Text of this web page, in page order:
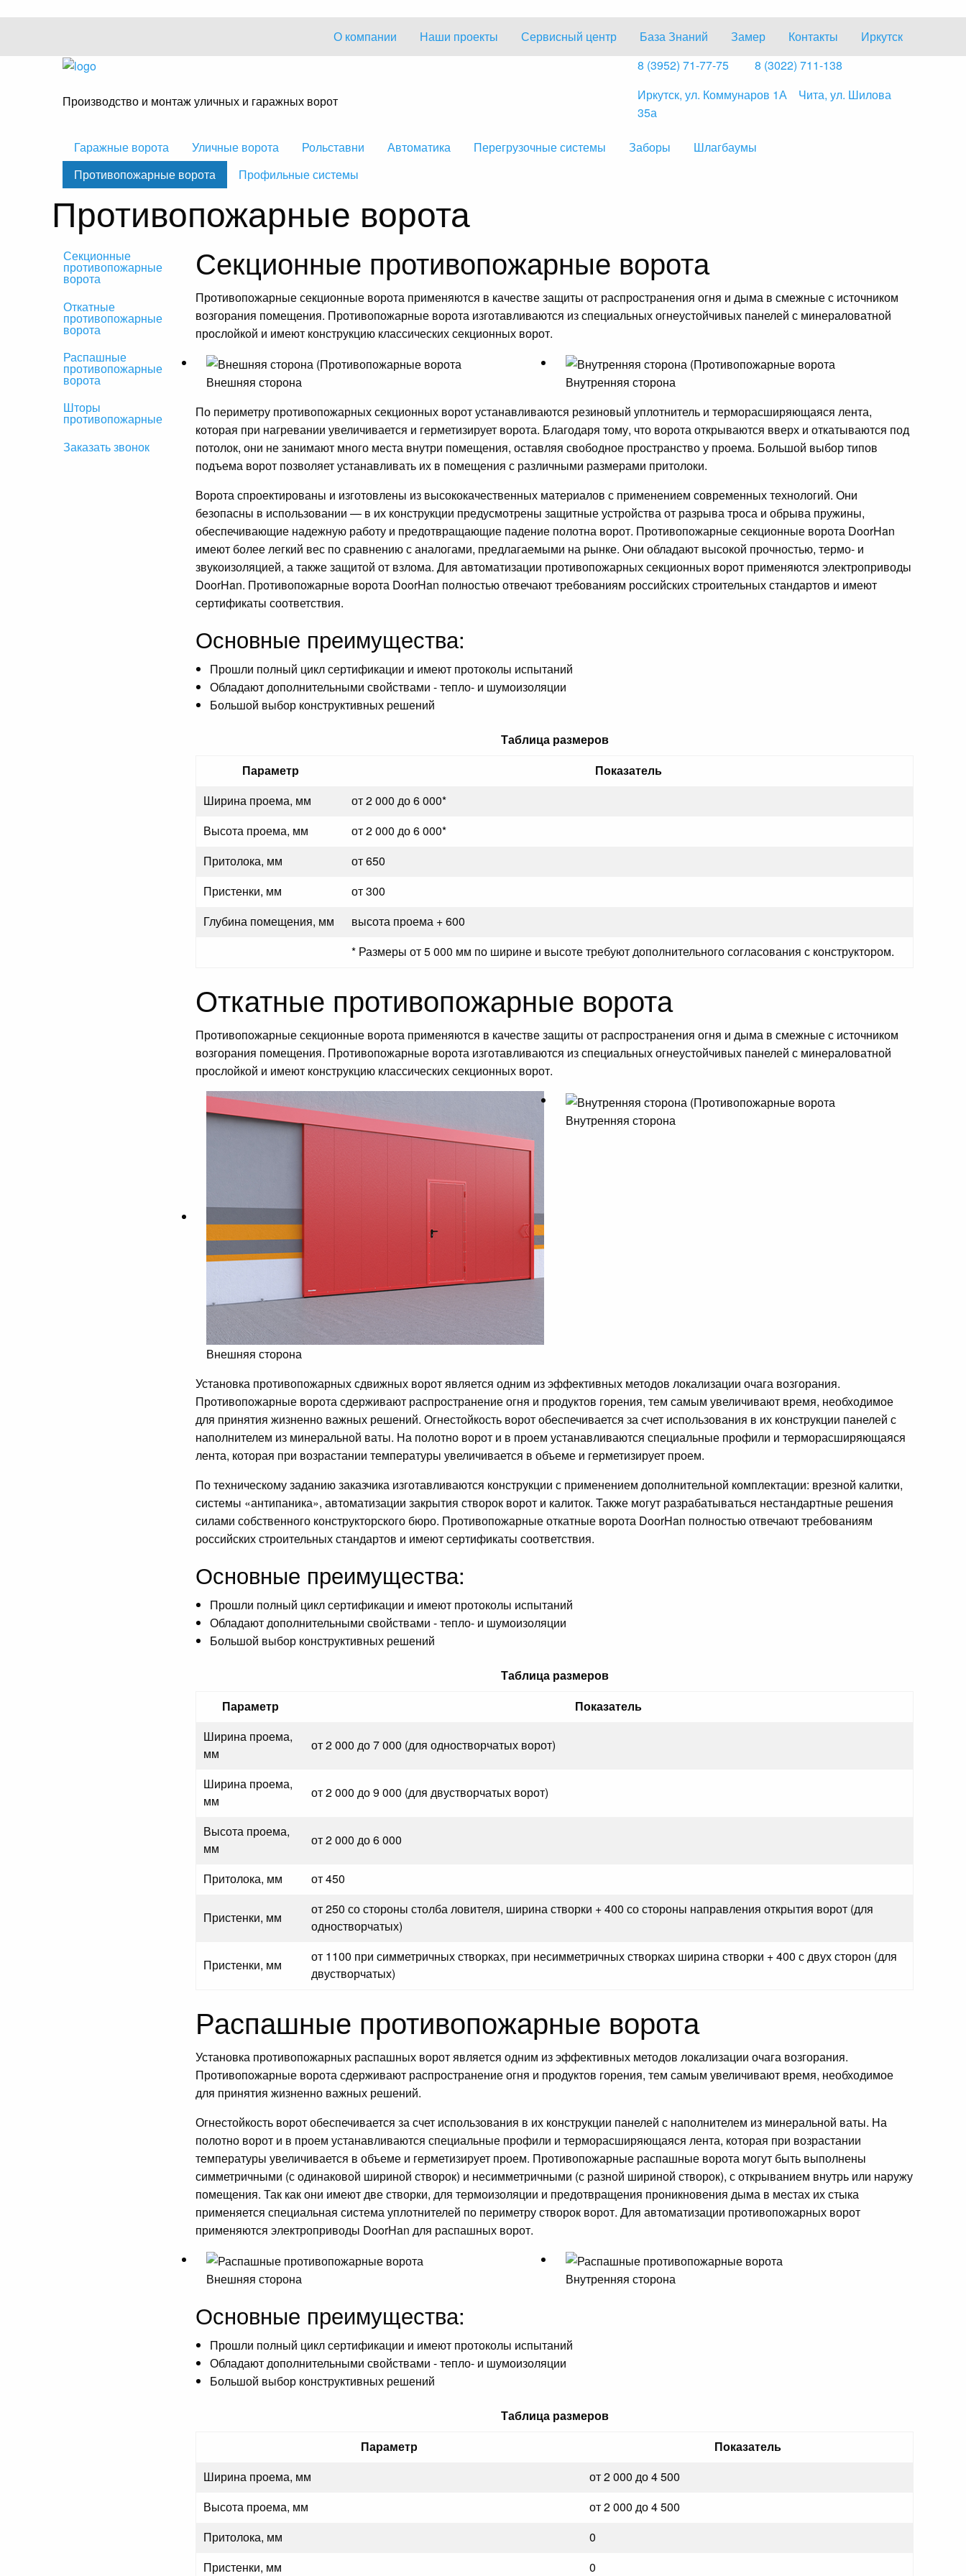
О компании Наши проекты Сервисный центр База Знаний Замер Контакты Иркутск
Производство и монтаж уличных и гаражных ворот
8 (3952) 71-77-75
8 (3022) 711-138
Иркутск, ул. Коммунаров 1А Чита, ул. Шилова
35а
Гаражные ворота Уличные ворота Рольставни Автоматика Перегрузочные системы Заборы
Шлагбаумы
Противопожарные ворота
Профильные системы
Противопожарные ворота
Секционные
противопожарные
ворота
Откатные
противопожарные
ворота
Распашные
противопожарные
ворота
Шторы
противопожарные
Заказать звонок
Секционные противопожарные ворота
Противопожарные секционные ворота применяются в качестве защиты от распространения огня и дыма в смежные с источником
возгорания помещения. Противопожарные ворота изготавливаются из специальных огнеустойчивых панелей с минераловатной
прослойкой и имеют конструкцию классических секционных ворот.
Внешняя сторона
Внутренняя сторона
По периметру противопожарных секционных ворот устанавливаются резиновый уплотнитель и терморасширяющаяся лента,
которая при нагревании увеличивается и герметизирует ворота. Благодаря тому, что ворота открываются вверх и откатываются под
потолок, они не занимают много места внутри помещения, оставляя свободное пространство у проема. Большой выбор типов
подъема ворот позволяет устанавливать их в помещения с различными размерами притолоки.
Ворота спроектированы и изготовлены из высококачественных материалов с применением современных технологий. Они
безопасны в использовании — в их конструкции предусмотрены защитные устройства от разрыва троса и обрыва пружины,
обеспечивающие надежную работу и предотвращающие падение полотна ворот. Противопожарные секционные ворота DoorHan
имеют более легкий вес по сравнению с аналогами, предлагаемыми на рынке. Они обладают высокой прочностью, термо- и
звукоизоляцией, а также защитой от взлома. Для автоматизации противопожарных секционных ворот применяются электроприводы
DoorHan. Противопожарные ворота DoorHan полностью отвечают требованиям российских строительных стандартов и имеют
сертификаты соответствия.
Основные преимущества:
Прошли полный цикл сертификации и имеют протоколы испытаний
Обладают дополнительными свойствами - тепло- и шумоизоляции
Большой выбор конструктивных решений
Таблица размеров
Параметр
Показатель
Ширина проема, мм
от 2 000 до 6 000*
Высота проема, мм
от 2 000 до 6 000*
Притолока, мм
от 650
Пристенки, мм
от 300
Глубина помещения, мм
высота проема + 600
* Размеры от 5 000 мм по ширине и высоте требуют дополнительного согласования с конструктором.
Откатные противопожарные ворота
Противопожарные секционные ворота применяются в качестве защиты от распространения огня и дыма в смежные с источником
возгорания помещения. Противопожарные ворота изготавливаются из специальных огнеустойчивых панелей с минераловатной
прослойкой и имеют конструкцию классических секционных ворот.
Внешняя сторона
Внутренняя сторона
Установка противопожарных сдвижных ворот является одним из эффективных методов локализации очага возгорания.
Противопожарные ворота сдерживают распространение огня и продуктов горения, тем самым увеличивают время, необходимое
для принятия жизненно важных решений. Огнестойкость ворот обеспечивается за счет использования в их конструкции панелей с
наполнителем из минеральной ваты. На полотно ворот и в проем устанавливаются специальные профили и терморасширяющаяся
лента, которая при возрастании температуры увеличивается в объеме и герметизирует проем.
По техническому заданию заказчика изготавливаются конструкции с применением дополнительной комплектации: врезной калитки,
системы «антипаника», автоматизации закрытия створок ворот и калиток. Также могут разрабатываться нестандартные решения
силами собственного конструкторского бюро. Противопожарные откатные ворота DoorHan полностью отвечают требованиям
российских строительных стандартов и имеют сертификаты соответствия.
Основные преимущества:
Прошли полный цикл сертификации и имеют протоколы испытаний
Обладают дополнительными свойствами - тепло- и шумоизоляции
Большой выбор конструктивных решений
Таблица размеров
Параметр
Показатель
Ширина проема,
мм
от 2 000 до 7 000 (для одностворчатых ворот)
Ширина проема,
мм
от 2 000 до 9 000 (для двустворчатых ворот)
Высота проема,
мм
от 2 000 до 6 000
Притолока, мм от 450
Пристенки, мм
от 250 со стороны столба ловителя, ширина створки + 400 со стороны направления открытия ворот (для
одностворчатых)
Пристенки, мм
от 1100 при симметричных створках, при несимметричных створках ширина створки + 400 с двух сторон (для
двустворчатых)
Распашные противопожарные ворота
Установка противопожарных распашных ворот является одним из эффективных методов локализации очага возгорания.
Противопожарные ворота сдерживают распространение огня и продуктов горения, тем самым увеличивают время, необходимое
для принятия жизненно важных решений.
Огнестойкость ворот обеспечивается за счет использования в их конструкции панелей с наполнителем из минеральной ваты. На
полотно ворот и в проем устанавливаются специальные профили и терморасширяющаяся лента, которая при возрастании
температуры увеличивается в объеме и герметизирует проем. Противопожарные распашные ворота могут быть выполнены
симметричными (с одинаковой шириной створок) и несимметричными (с разной шириной створок), с открыванием внутрь или наружу
помещения. Так как они имеют две створки, для термоизоляции и предотвращения проникновения дыма в местах их стыка
применяется специальная система уплотнителей по периметру створок ворот. Для автоматизации противопожарных ворот
применяются электроприводы DoorHan для распашных ворот.
Внешняя сторона Внутренняя сторона
Основные преимущества:
Прошли полный цикл сертификации и имеют протоколы испытаний
Обладают дополнительными свойствами - тепло- и шумоизоляции
Большой выбор конструктивных решений
Таблица размеров
Параметр
Показатель
Ширина проема, мм
от 2 000 до 4 500
Высота проема, мм
от 2 000 до 4 500
Притолока, мм
0
Пристенки, мм
0